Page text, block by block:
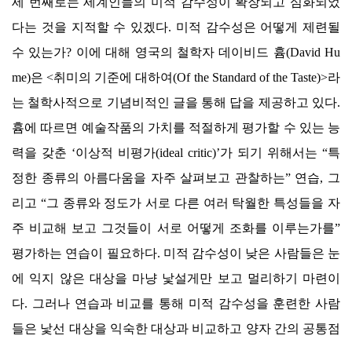
다는 것을 지적할 수 있겠다. 미적 감수성은 어떻게 제련될
수 있는가? 이에 대해 영국의 철학자 데이비드 흄(David Hu
me)은<취미의 기준에 대하여(Of the Standard of the Taste)>라
는 철학사적으로 기념비적인 글을 통해 답을 제공하고 있다.
흄에 따르면 예술작품의 가치를 적절하게 평가할 수 있는 능
력을 갖춘 ‘이상적 비평가(ideal critic)’가 되기 위해서는 “특
정한 종류의 아름다움을 자주 살펴보고 관찰하는” 연습, 그
리고 “그 종류와 정도가 서로 다른 여러 탁월한 특성들을 자
주 비교해 보고 그것들이 서로 어떻게 조화를 이루는가를”
평가하는 연습이 필요하다. 미적 감수성이 낮은 사람들은 눈
에 익지 않은 대상을 마냥 낯설게만 보고 멀리하기 마련이
다. 그러나 연습과 비교를 통해 미적 감수성을 훈련한 사람
들은 낯선 대상을 익숙한 대상과 비교하고 양자 간의 공통점